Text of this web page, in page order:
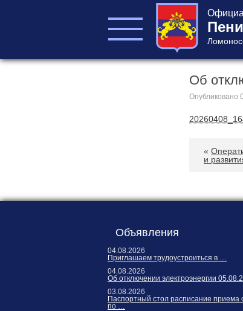
Онлайн-обращения
Об
Опубликовано
«
и
Объявления
04.08.2026
Приглашаем трудоустроиться в …
04.08.2026
Об отключении электроэнергии
03.08.2026
Паспортный стол расписание приема
по …